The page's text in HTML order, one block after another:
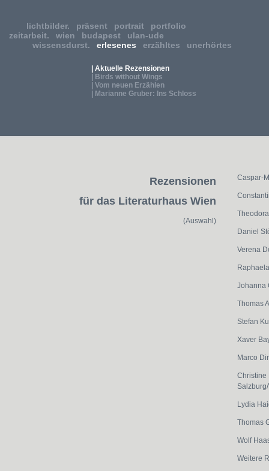
Rezensionen
für das Literaturhaus Wien
(Auswahl)
Caspar-
Daniel
Verena
Johanna
Thomas
Stefan
Xaver
Marco
Lydia
Thomas
Wolf
Weitere
lichtbilder. präsent portrait
portfolio
zeitarbeit.
wien budapest
ulan-ude
wissensdurst.
erlesenes erzähltes unerhörtes
| Aktuelle Rezensionen
| Birds without Wings
| Vom neuen Erzählen
| Marianne Gruber: Ins Schloss